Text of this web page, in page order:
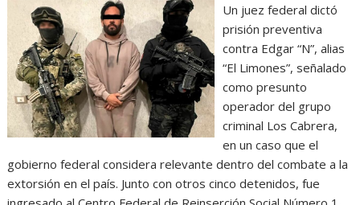
Un juez federal dictó
prisión preventiva
contra Edgar “N”, alias
“El Limones”, señalado
como presunto
operador del grupo
criminal Los Cabrera,
en un caso que el
gobierno federal considera relevante dentro del combate a la
extorsión en el país. Junto con otros cinco detenidos, fue